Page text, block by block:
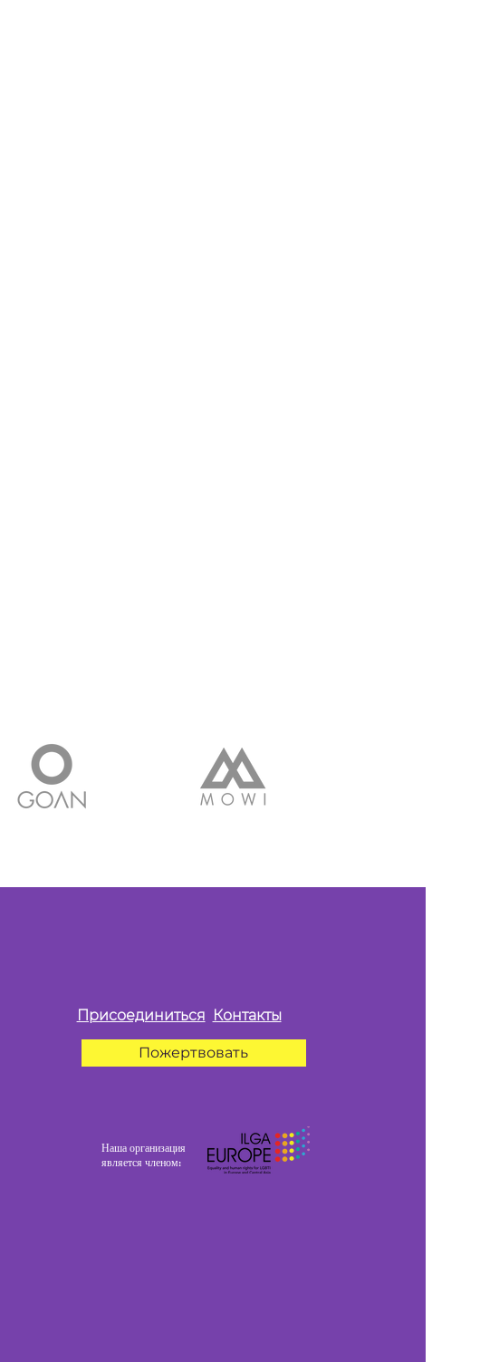
Присоединиться Контакты
Пожертвовать
Наша организация
является членом: